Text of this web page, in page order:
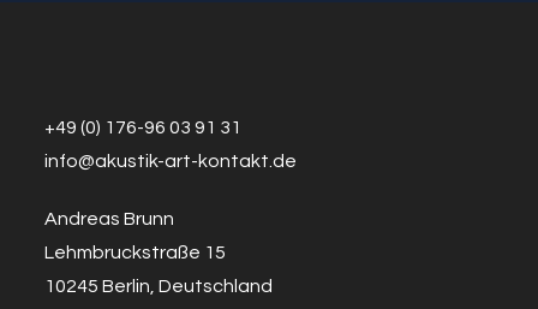
+49 (0) 176-96 03 91 31
info@akustik-art-kontakt.de
Andreas Brunn
Lehmbruckstraße 15
10245 Berlin, Deutschland